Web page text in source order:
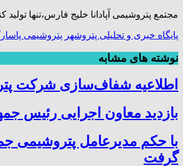
مجتمع پتروشیمی آپادانا خلیج فارس،تنها
پایگاه خبری و تحلیلی پتروشهر پتروشیمی
نوشته های مشابه
اطلاعیه شفاف‌سازی شرکت
بازدید معاون اجرایی رئیس
با حکم مدیرعامل پتروشیمی
گرفت